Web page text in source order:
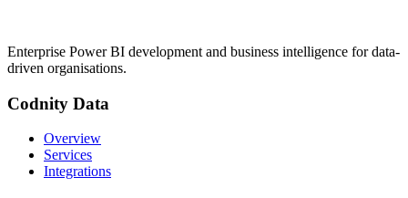
Enterprise Power BI development and business intelligence for data-
driven organisations.
Codnity Data
Overview
Services
Integrations